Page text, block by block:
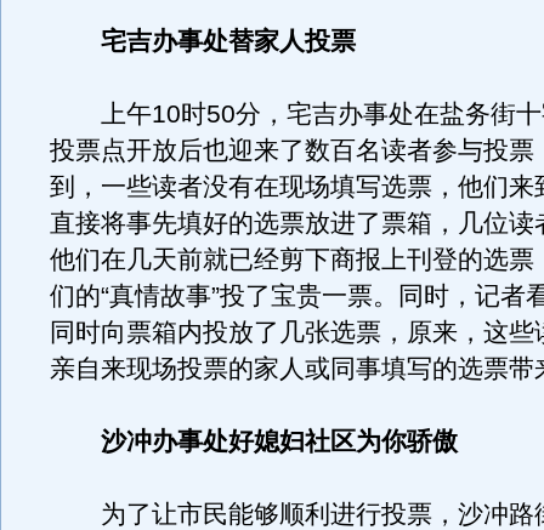
宅吉办事处替家人投票
上午10时50分，宅吉办事处在盐务街十
投票点开放后也迎来了数百名读者参与投票
到，一些读者没有在现场填写选票，他们来
直接将事先填好的选票放进了票箱，几位读
他们在几天前就已经剪下商报上刊登的选票
们的“真情故事”投了宝贵一票。同时，记者
同时向票箱内投放了几张选票，原来，这些
亲自来现场投票的家人或同事填写的选票带
沙冲办事处好媳妇社区为你骄傲
为了让市民能够顺利进行投票，沙冲路